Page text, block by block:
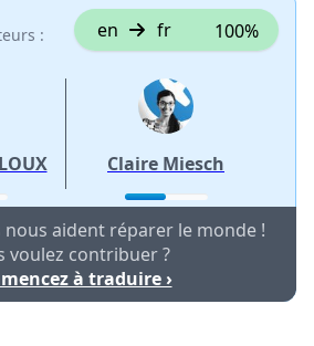
: en fr 100%
Claire Miesch
aident réparer le monde !
voulez contribuer ?
à traduire ›